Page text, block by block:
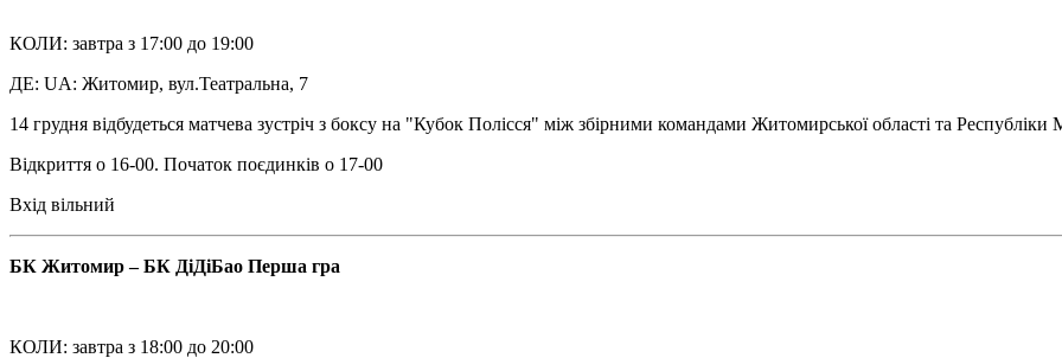
КОЛИ: завтра з 17:00 до 19:00
ДЕ: UA: Житомир, вул.Театральна, 7
14 грудня відбудеться матчева зустріч з боксу на "Кубок Полісся" між збірними командами Житомирської області та Республіки
Відкриття о 16-00. Початок поєдинків о 17-00
Вхід вільний
БК Житомир – БК ДіДіБао Перша гра
КОЛИ: завтра з 18:00 до 20:00